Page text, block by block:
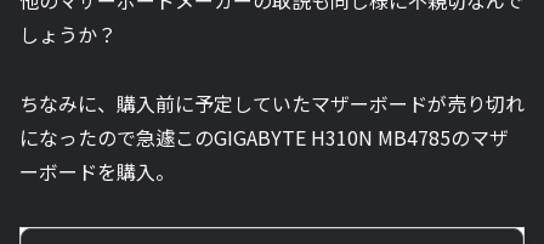
しょうか？
ちなみに、購入前に予定していたマザーボードが売り切れ
になったので急遽このGIGABYTE H310N MB4785のマザ
ーボードを購入。